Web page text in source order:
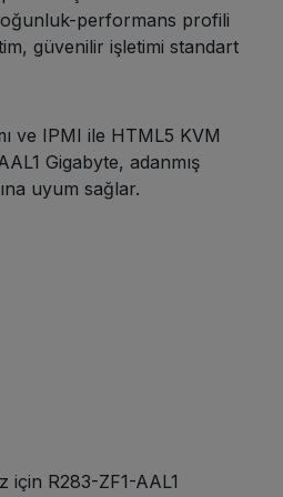
performans profili
güvenilir işletimi standart
ve IPMI ile HTML5 KVM
Gigabyte, adanmış
uyum sağlar.
için R283-ZF1-AAL1